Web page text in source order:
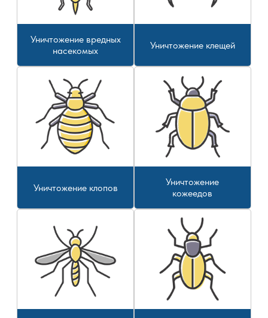
Уничтожение вредных
насекомых
Уничтожение клещей
Уничтожение клопов
Уничтожение
кожеедов